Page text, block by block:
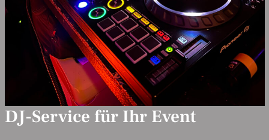
DJ-Service für Ihr Event